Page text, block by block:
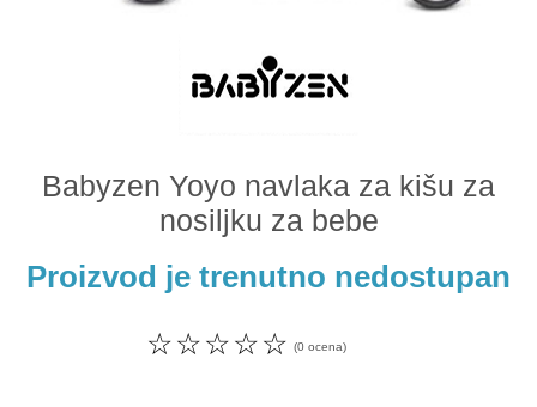
Babyzen Yoyo navlaka za kišu za
nosiljku za bebe
Proizvod je trenutno nedostupan
☆
☆
☆
☆
☆ (0 ocena)